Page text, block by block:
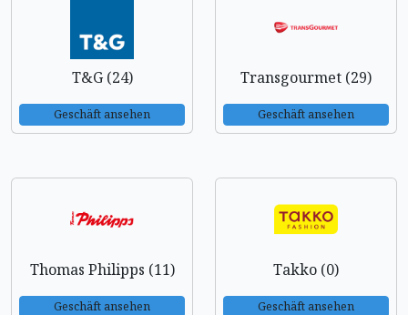
T&G (24)
Geschäft ansehen
Transgourmet (29)
Geschäft ansehen
Thomas Philipps (11)
Geschäft ansehen
Takko (0)
Geschäft ansehen